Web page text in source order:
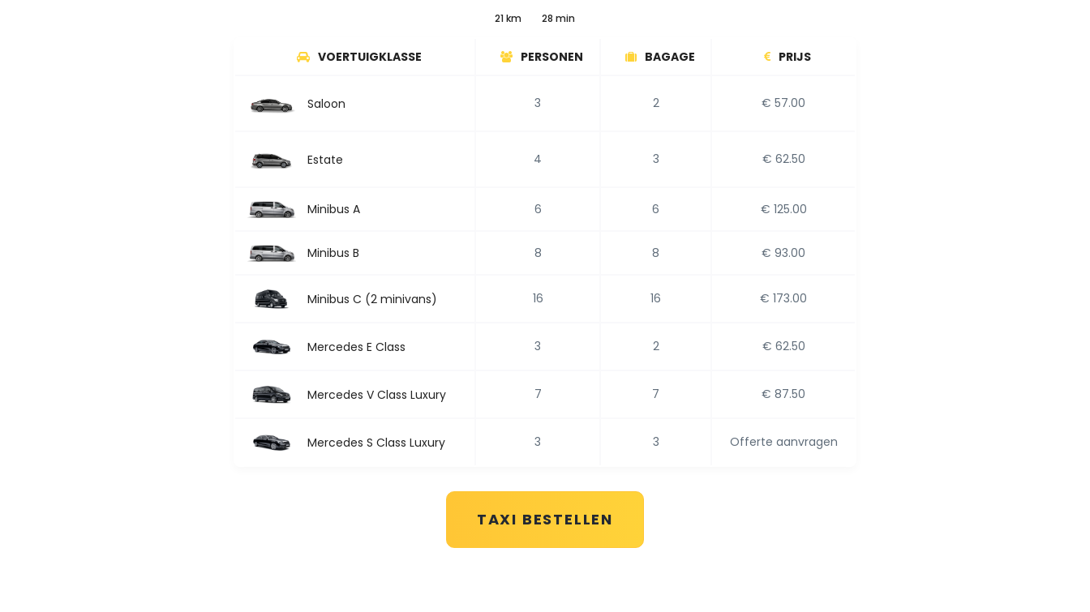
21 km 28 min
VOERTUIGKLASSE PERSONEN BAGAGE PRIJS
Saloon 3 2 € 57.00
Estate 4 3 € 62.50
Minibus A 6 6 € 125.00
Minibus B 8 8 € 93.00
Minibus C (2 minivans) 16 16 € 173.00
Mercedes E Class 3 2 € 62.50
Mercedes V Class Luxury 7 7 € 87.50
Mercedes S Class Luxury 3 3 Offerte aanvragen
TAXI BESTELLEN